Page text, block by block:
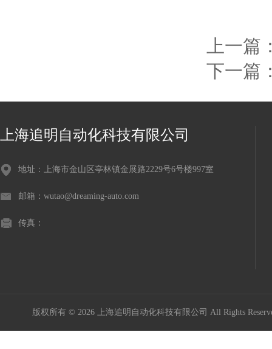
上一篇
下一篇
上海追明自动化科技有限公司
地址：上海市金山区亭林镇金展路2229号6号楼997室
邮箱：wutao@dreaming-auto.com
传真：
版权所有 © 2026 上海追明自动化科技有限公司 All Rights